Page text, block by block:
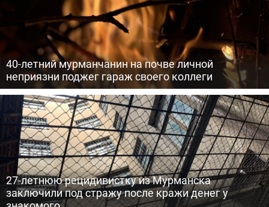
40-летний мурманчанин на почве личной
неприязни поджег гараж своего коллеги
27-летнюю рецидивистку из Мурманска
заключили под стражу после кражи денег у